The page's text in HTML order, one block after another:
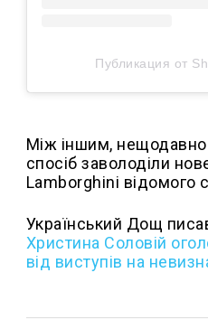
Публикация от
Між іншим,
спосіб заволоділи
Lamborghini відомого
Український Дощ
Христина Соловій
від виступів на